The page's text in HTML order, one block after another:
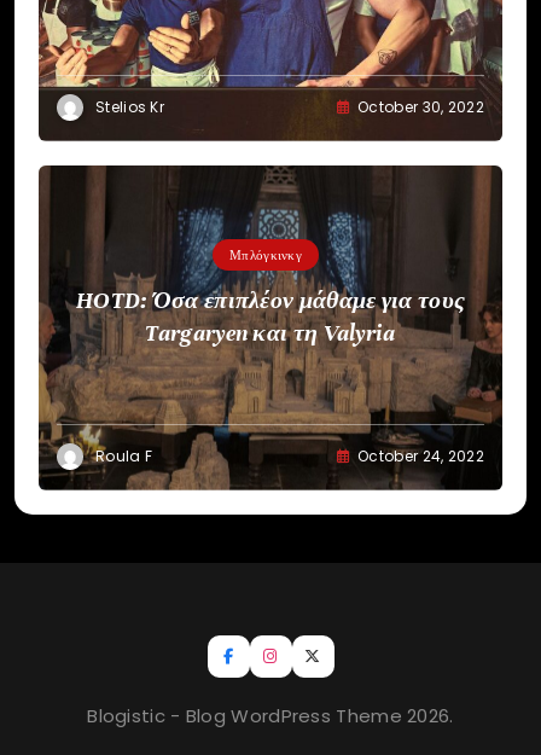
Stelios Kr October 30, 2022
Μπλόγκινκγ
HOTD: Όσα επιπλέον μάθαμε για τους
Targaryen και τη Valyria
Roula F October 24, 2022
Blogistic - Blog WordPress Theme 2026.